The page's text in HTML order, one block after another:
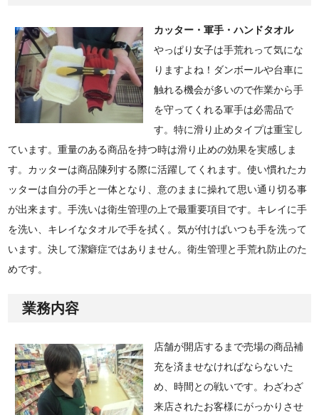
カッター・軍手・ハンドタオル
やっぱり女子は手荒れって気にな
りますよね！ダンボールや台車に
触れる機会が多いので作業から手
を守ってくれる軍手は必需品で
す。特に滑り止めタイプは重宝し
ています。重量のある商品を持つ時は滑り止めの効果を実感しま
す。カッターは商品陳列する際に活躍してくれます。使い慣れたカ
ッターは自分の手と一体となり、意のままに操れて思い通り切る事
が出来ます。手洗いは衛生管理の上で最重要項目です。キレイに手
を洗い、キレイなタオルで手を拭く。気が付けばいつも手を洗って
います。決して潔癖症ではありません。衛生管理と手荒れ防止のた
めです。
業務内容
店舗が開店するまで売場の商品補
充を済ませなければならないた
め、時間との戦いです。わざわざ
来店されたお客様にがっかりさせ